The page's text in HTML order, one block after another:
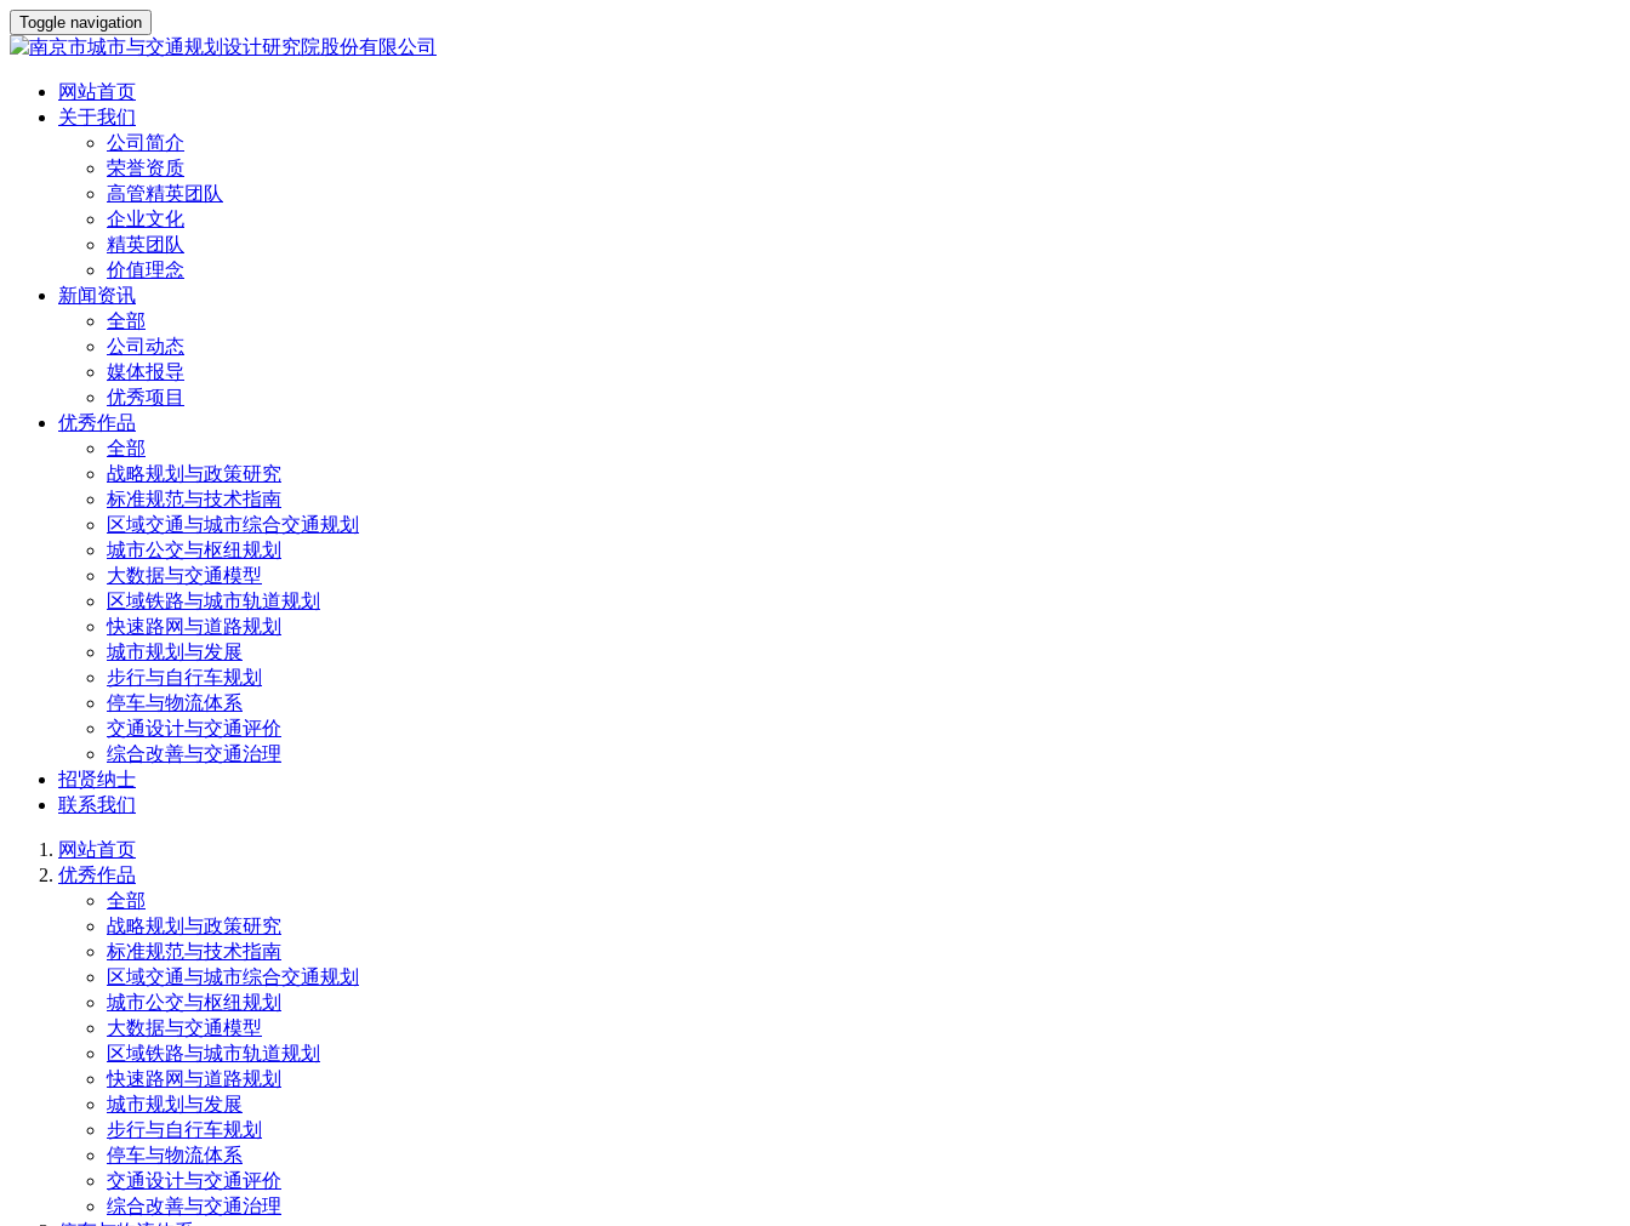
Toggle navigation
网站首页
关于我们
公司简介
荣誉资质
高管精英团队
企业文化
精英团队
价值理念
新闻资讯
全部
公司动态
媒体报导
优秀项目
优秀作品
全部
战略规划与政策研究
标准规范与技术指南
区域交通与城市综合交通规划
城市公交与枢纽规划
大数据与交通模型
区域铁路与城市轨道规划
快速路网与道路规划
城市规划与发展
步行与自行车规划
停车与物流体系
交通设计与交通评价
综合改善与交通治理
招贤纳士
联系我们
网站首页
优秀作品
全部
战略规划与政策研究
标准规范与技术指南
区域交通与城市综合交通规划
城市公交与枢纽规划
大数据与交通模型
区域铁路与城市轨道规划
快速路网与道路规划
城市规划与发展
步行与自行车规划
停车与物流体系
交通设计与交通评价
综合改善与交通治理